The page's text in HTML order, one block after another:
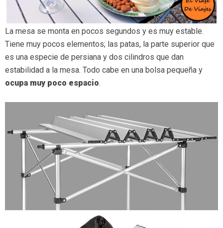
La mesa se monta en pocos segundos y es muy estable.
Tiene muy pocos elementos; las patas, la parte superior que
es una especie de persiana y dos cilindros que dan
estabilidad a la mesa. Todo cabe en una bolsa pequeña y
ocupa muy poco espacio.